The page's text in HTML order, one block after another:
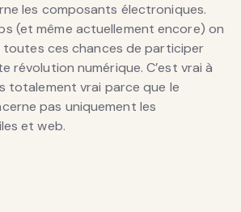
les composants électroniques.
(et même actuellement encore) on
toutes ces chances de participer
révolution numérique. C’est vrai à
totalement vrai parce que le
pas uniquement les
et web.